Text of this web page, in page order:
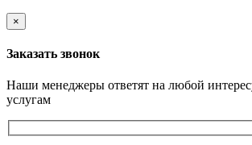
×
Заказать звонок
Наши менеджеры ответят на любой
услугам